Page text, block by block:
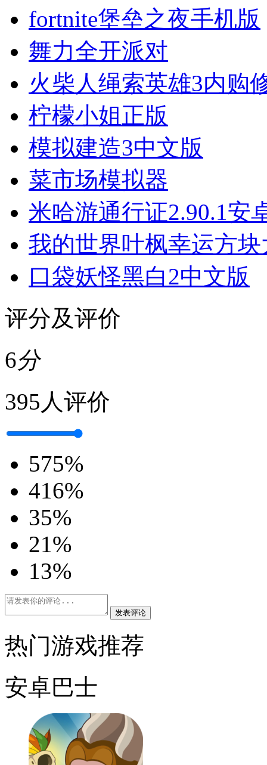
fortnite堡垒之夜手机版
舞力全开派对
火柴人绳索英雄3内购
柠檬小姐正版
模拟建造3中文版
菜市场模拟器
米哈游通行证2.90.1安
我的世界叶枫幸运方
口袋妖怪黑白2中文版
评分及评价
6分
395人评价
575%
416%
35%
21%
13%
发表评论
热门游戏推荐
安卓巴士